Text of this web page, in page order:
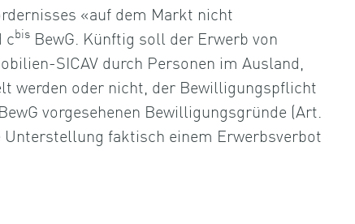
«auf dem Markt nicht
cbisBewG. Künftig soll der Erwerb von
SICAV durch Personen im Ausland,
werden oder nicht, der Bewilligungspflicht
vorgesehenen Bewilligungsgründe (Art.
faktisch einem Erwerbsverbot